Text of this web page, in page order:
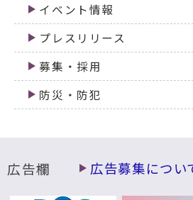
イベント情報
プレスリリース
募集・採用
防災・防犯
広告欄 広告募集につい